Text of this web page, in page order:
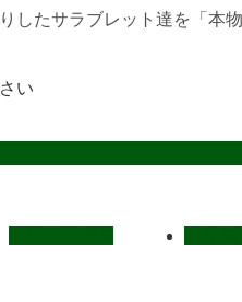
したサラブレット達を「本
い